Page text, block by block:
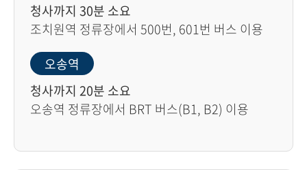
청사까지 30분 소요
조치원역 정류장에서 500번, 601번 버스 이용
오송역
청사까지 20분 소요
오송역 정류장에서 BRT 버스(B1, B2) 이용